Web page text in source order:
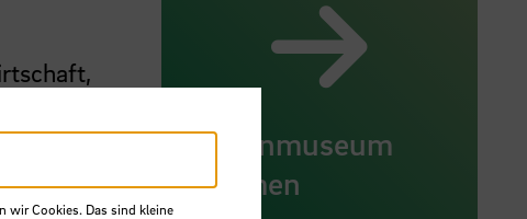
Hafenmuseum
Bremen
wir Cookies. Das sind kleine